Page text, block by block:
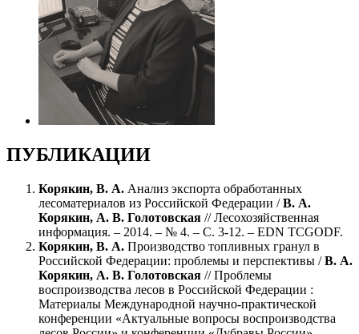
ПУБЛИКАЦИИ
Корякин, В. А. Анализ экспорта обработанных
лесоматериалов из Российской Федерации /В. А.
Корякин, А. В. Голотовская // Лесохозяйственная
информация. – 2014. – № 4. – С. 3-12. – EDN TCGODF.
Корякин, В. А. Производство топливных гранул в
Российской Федерации: проблемы и перспективы /В. А.
Корякин, А. В. Голотовская // Проблемы
воспроизводства лесов в Российской Федерации :
Материалы Международной научно-практической
конференции «Актуальные вопросы воспроизводства